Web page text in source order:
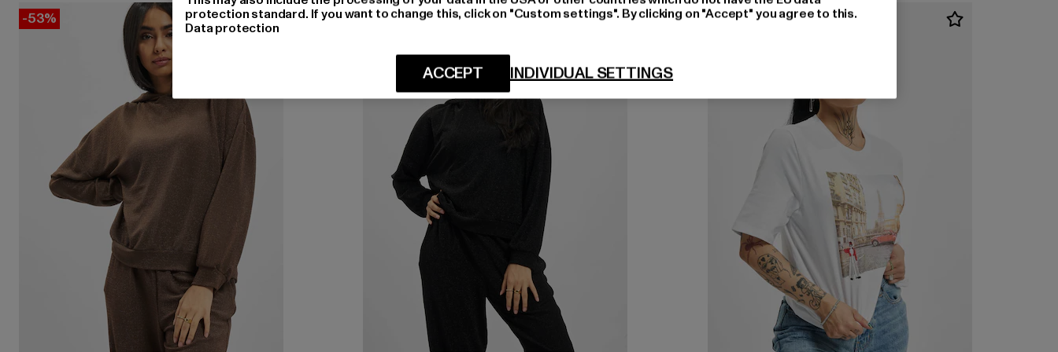
-53% -53% -48%
protection standard. If you want to change this, click on "Custom settings". By clicking on "Accept" you agree to this.
Data protection
INDIVIDUAL SETTINGS
ACCEPT